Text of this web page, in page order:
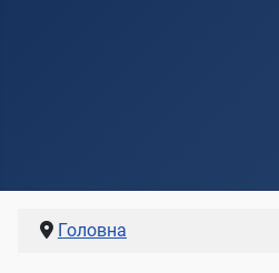
Головна